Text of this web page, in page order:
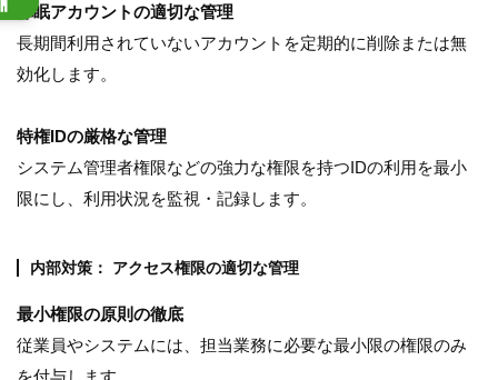
休眠アカウントの適切な管理
長期間利用されていないアカウントを定期的に削除または無
効化します。
特権IDの厳格な管理
システム管理者権限などの強力な権限を持つIDの利用を最小
限にし、利用状況を監視・記録します。
内部対策： アクセス権限の適切な管理
最小権限の原則の徹底
従業員やシステムには、担当業務に必要な最小限の権限のみ
を付与します。